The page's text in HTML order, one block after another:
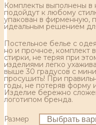
Комплекты выполнены в
подойдут к любому
упакован в фирменную,
идеальным решением
Постельное белье с
но и прочное, комплект
стирки, не теряя при
изделиями легко
выше 30 градусов с
просушить! При
годы, не потеряв форму
Изделие бережно
логотипом бренда.
Размер